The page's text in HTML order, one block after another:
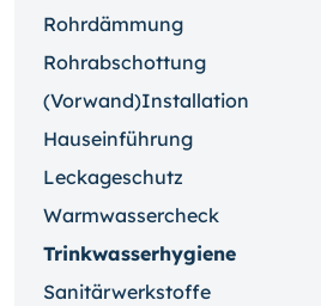
Rohrdämmung
Rohrabschottung
(Vorwand)Installation
Hauseinführung
Leckageschutz
Warmwassercheck
Trinkwasserhygiene
Sanitärwerkstoffe